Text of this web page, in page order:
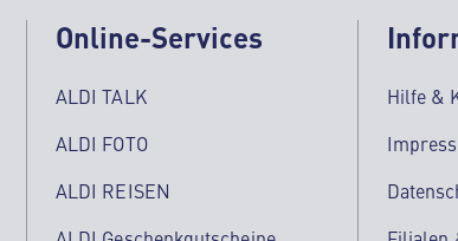
Online-Services
ALDI TALK
ALDI FOTO
ALDI REISEN
Hilfe &